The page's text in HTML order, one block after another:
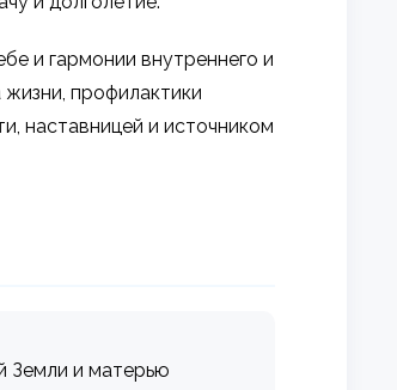
и гармонии внутреннего и
профилактики
наставницей и источником
Земли и матерью